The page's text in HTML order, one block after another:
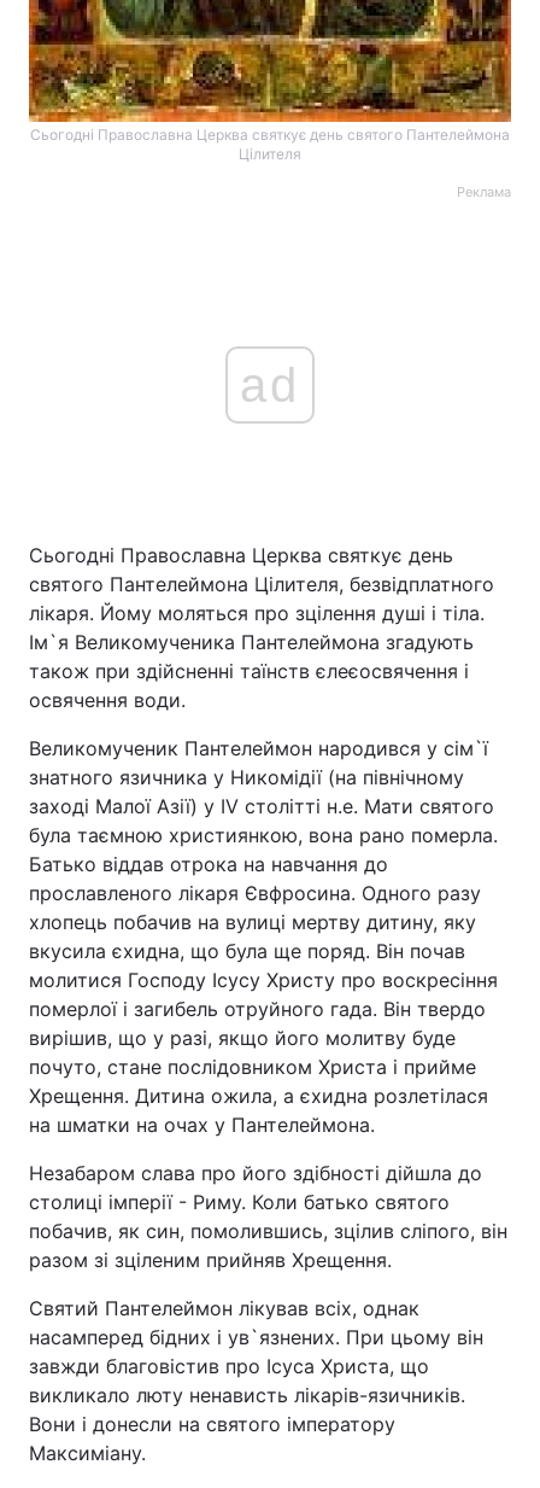
Сьогодні Православна Церква святкує день святого Пантелеймона
Цілителя
Реклама
ad
Сьогодні Православна Церква святкує день
святого Пантелеймона Цілителя, безвідплатного
лікаря. Йому моляться про зцілення душі і тіла.
Ім`я Великомученика Пантелеймона згадують
також при здійсненні таїнств єлеєосвячення і
освячення води.
Великомученик Пантелеймон народився у сім`ї
знатного язичника у Никомідії (на північному
заході Малої Азії) у IV столітті н.е. Мати святого
була таємною християнкою, вона рано померла.
Батько віддав отрока на навчання до
прославленого лікаря Євфросина. Одного разу
хлопець побачив на вулиці мертву дитину, яку
вкусила єхидна, що була ще поряд. Він почав
молитися Господу Ісусу Христу про воскресіння
померлої і загибель отруйного гада. Він твердо
вирішив, що у разі, якщо його молитву буде
почуто, стане послідовником Христа і прийме
Хрещення. Дитина ожила, а єхидна розлетілася
на шматки на очах у Пантелеймона.
Незабаром слава про його здібності дійшла до
столиці імперії - Риму. Коли батько святого
побачив, як син, помолившись, зцілив сліпого, він
разом зі зціленим прийняв Хрещення.
Святий Пантелеймон лікував всіх, однак
насамперед бідних і ув`язнених. При цьому він
завжди благовістив про Ісуса Христа, що
викликало люту ненависть лікарів-язичників.
Вони і донесли на святого імператору
Максиміану.